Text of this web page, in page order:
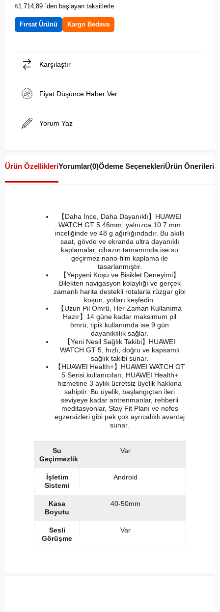
₺1.714,89 `den başlayan taksitlerle
Fırsat Ürünü Kargo Bedava
Karşılaştır
Fiyat Düşünce Haber Ver
Yorum Yaz
Ürün ÖzellikleriYorumlar(0)Ödeme SeçenekleriÜrün Önerileri
【Daha İnce, Daha Dayanıklı】HUAWEI
WATCH GT 5 46mm, yalnızca 10.7 mm
inceliğinde ve 48 g ağırlığındadır. Bu akıllı
saat, gövde ve ekranda ultra dayanıklı
kaplamalar, cihazın tamamında ise su
geçirmez nano-film kaplama ile
tasarlanmıştır.
【Yepyeni Koşu ve Bisiklet Deneyimi】
Bilekten navigasyon kolaylığı ve gerçek
zamanlı harita destekli rotalarla rüzgar gibi
koşun, yolları keşfedin.
【Uzun Pil Ömrü, Her Zaman Kullanıma
Hazır】14 güne kadar maksimum pil
ömrü, tipik kullanımda ise 9 gün
dayanıklılık sağlar.
【Yeni Nesil Sağlık Takibi】HUAWEI
WATCH GT 5, hızlı, doğru ve kapsamlı
sağlık takibi sunar.
【HUAWEI Health+】HUAWEI WATCH GT
5 Serisi kullanıcıları, HUAWEI Health+
hizmetine 3 aylık ücretsiz üyelik hakkına
sahiptir. Bu üyelik, başlangıçtan ileri
seviyeye kadar antrenmanlar, rehberli
meditasyonlar, Stay Fit Planı ve nefes
egzersizleri gibi pek çok ayrıcalıklı avantaj
sunar.
Su
Geçirmezlik
Var
İşletim
Sistemi
Android
Kasa
Boyutu
40-50mm
Sesli
Görüşme
Var